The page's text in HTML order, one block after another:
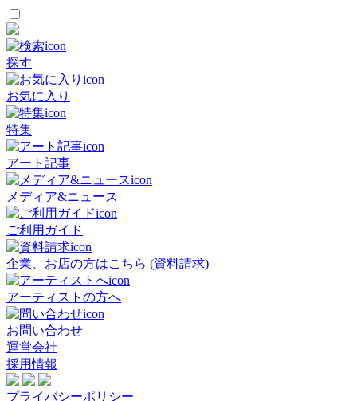
探す
お気に入り
特集
アート記事
メディア&ニュース
ご利用ガイド
企業、お店の方はこちら (資料請求)
アーティストの方へ
お問い合わせ
運営会社
採用情報
プライバシーポリシー